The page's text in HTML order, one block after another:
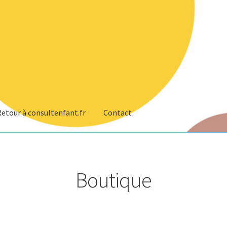
à consultenfant.fr Contact
Boutique